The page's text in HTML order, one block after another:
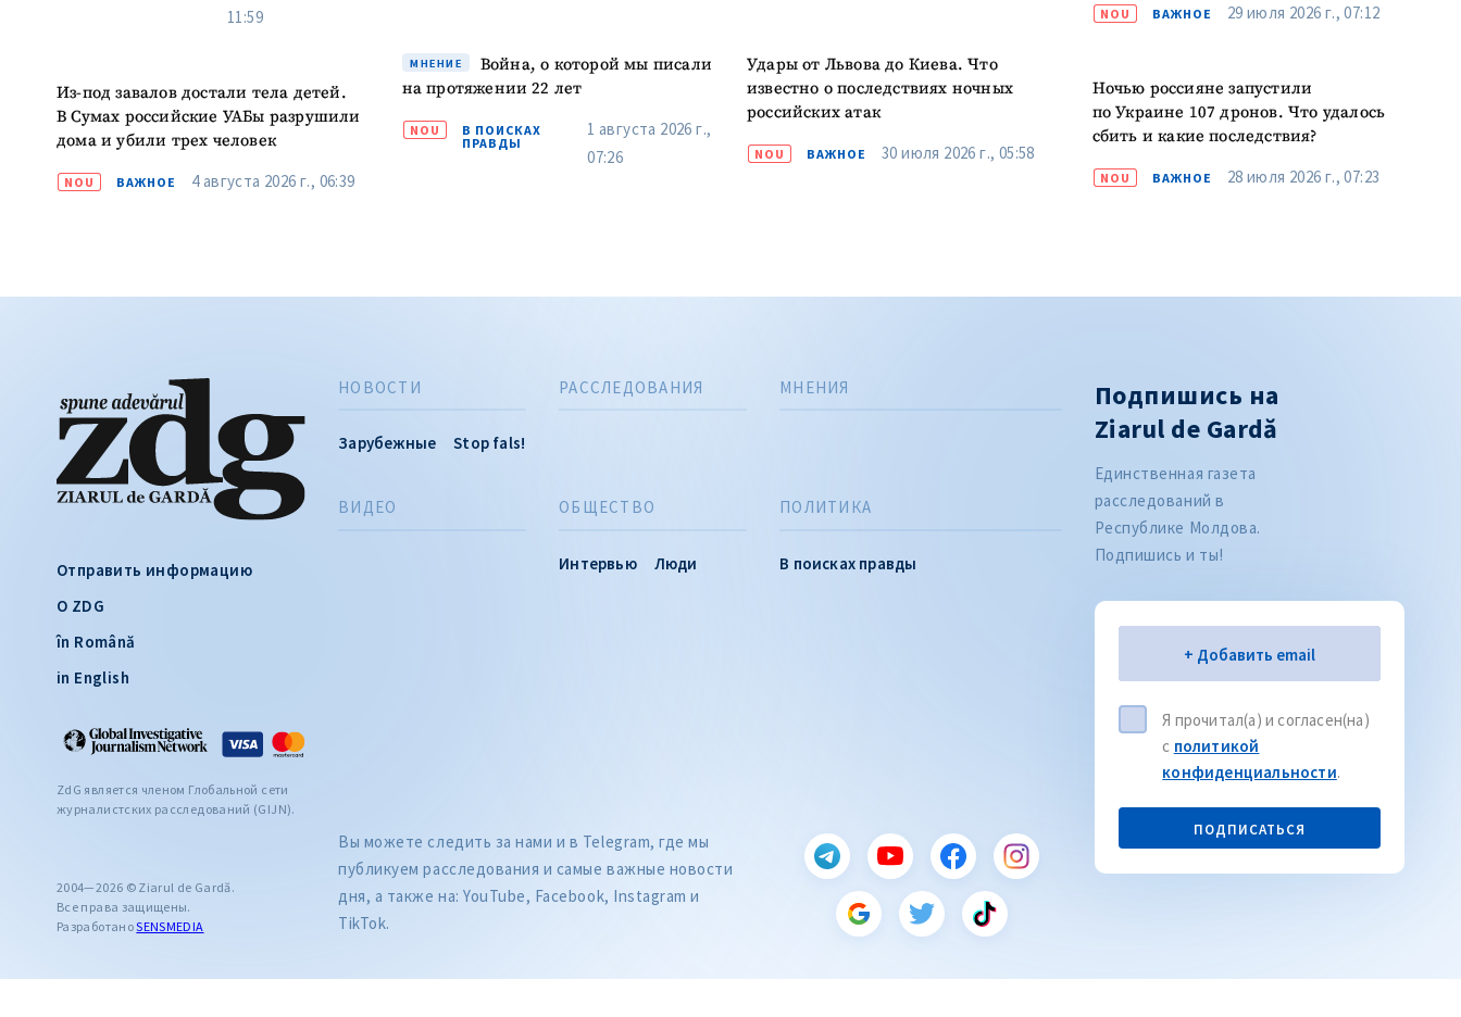
11:59
Из-под завалов достали тела детей.
В Сумах российские УАБы разрушили
дома и убили трех человек
NOU ВАЖНОЕ 4 августа 2026 г., 06:39
МНЕНИЕ
Война, о которой мы писали
на протяжении 22 лет
NOU
В ПОИСКАХ
ПРАВДЫ
1 августа 2026 г.,
07:26
Удары от Львова до Киева. Что
известно о последствиях ночных
российских атак
NOU ВАЖНОЕ 30 июля 2026 г., 05:58
NOU ВАЖНОЕ 29 июля 2026 г., 07:12
Ночью россияне запустили
по Украине 107 дронов. Что удалось
сбить и какие последствия?
NOU ВАЖНОЕ 28 июля 2026 г., 07:23
Отправить информацию
О ZDG
în Română
in English
ZdG является членом Глобальной сети
журналистских расследований (GIJN).
2004—2026 © Ziarul de Gardă.
Все права защищены.
РазработаноSENSMEDIA
НОВОСТИ
Зарубежные Stop fals!
ПОЛИТИКА
В поисках правды
РАССЛЕДОВАНИЯ
ОБЩЕСТВО
Интервью Люди
МНЕНИЯ
ВИДЕО
Подпишись на
Ziarul de Gardă
Единственная газета
расследований в
Республике Молдова.
Подпишись и ты!
Электронная почта
+ Добавить email
Я прочитал(а) и согласен(на)
с политикой
конфиденциальности.
ПОДПИСАТЬСЯ
Вы можете следить за нами и в Telegram, где мы
публикуем расследования и самые важные новости
дня, а также на: YouTube, Facebook, Instagram и
TikTok.
Citește articolul
CITEȘTE